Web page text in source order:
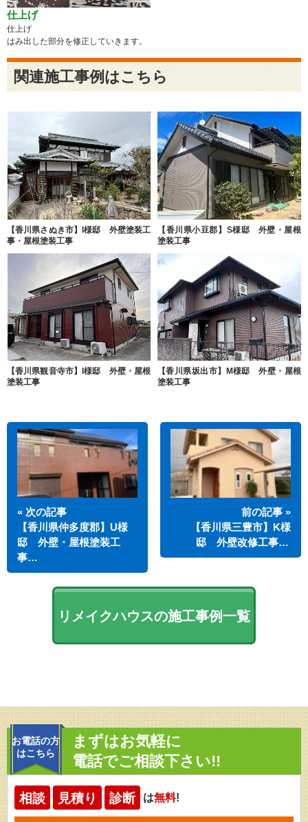
仕上げ
仕上げ
はみ出した部分を修正していきます。
関連施工事例はこちら
【香川県さぬき市】I様邸 外壁塗装工
事・屋根塗装工事
【香川県小豆郡】S様邸 外壁・屋根
塗装工事
【香川県観音寺市】I様邸 外壁・屋根
塗装工事
【香川県坂出市】M様邸 外壁・屋根
塗装工事
« 次の記事
【香川県仲多度郡】U様
邸 外壁・屋根塗装工
事…
前の記事 »
【香川県三豊市】K様
邸 外壁改修工事…
リメイクハウスの施工事例一覧
お電話の方
はこちら
まずはお気軽に
電話でご相談下さい!!
相談 見積り 診断 は無料!